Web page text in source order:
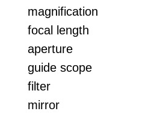
magnification
focal length
aperture
guide scope
filter
mirror